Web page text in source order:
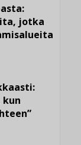
jotka